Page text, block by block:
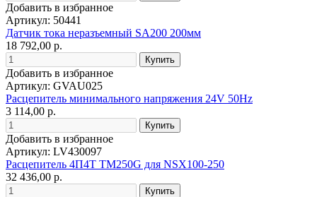
Добавить в избранное
Артикул: 50441
Датчик тока неразъемный SA200 200мм
18 792,00 р.
Добавить в избранное
Артикул: GVAU025
Расцепитель минимального напряжения 24V 50Hz
3 114,00 р.
Добавить в избранное
Артикул: LV430097
Расцепитель 4П4T TM250G для NSX100-250
32 436,00 р.